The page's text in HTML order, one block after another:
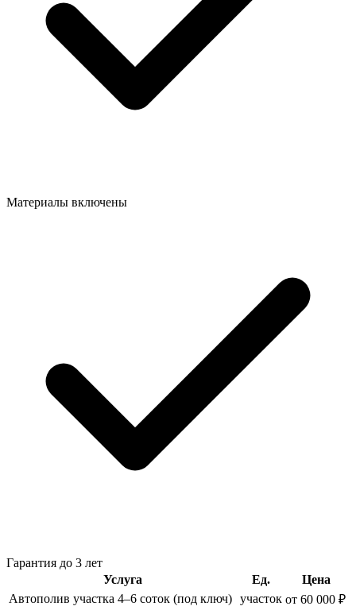
Материалы включены
Гарантия до 3 лет
Услуга
Ед.
Цена
Автополив участка 4–6 соток (под ключ) участок от 60 000 ₽